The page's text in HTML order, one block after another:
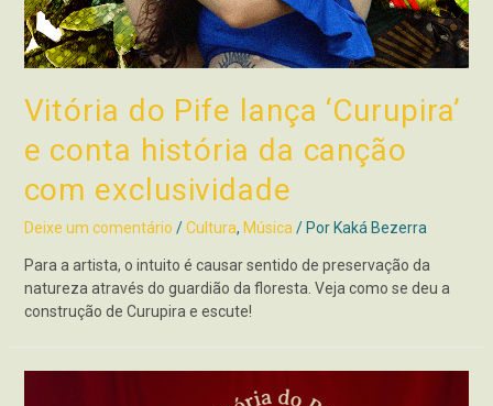
Vitória do Pife lança ‘Curupira’
e conta história da canção
com exclusividade
Deixe um comentário /Cultura, Música / Por Kaká Bezerra
Para a artista, o intuito é causar sentido de preservação da
natureza através do guardião da floresta. Veja como se deu a
construção de Curupira e escute!